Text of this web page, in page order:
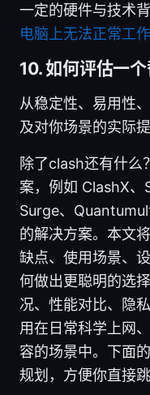
一定的硬件与技术
电脑上无法正常工
10. 如何评估一
从稳定性、易用性
及对你场景的实际
除了clash还有什么
案，例如 ClashX、
Surge、
的解决方案。本文
缺点、使用场景、
何做出更聪明的选
况、性能对比、隐
用在日常科学上网
容的场景中。下面
规划，方便你直接